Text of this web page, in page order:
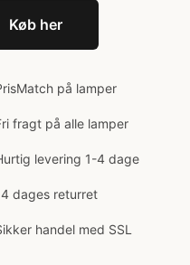
Køb her
på lamper
fragt på alle lamper
levering 1-4 dage
dages returret
handel med SSL